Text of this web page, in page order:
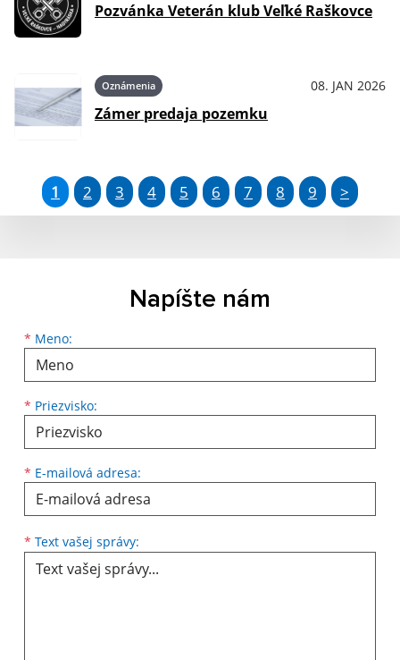
Pozvánka Veterán klub Veľké Raškovce
Oznámenia 08. JAN 2026
Zámer predaja pozemku
1 2 3 4 5 6 7 8 9 >
Napíšte nám
* Meno:
Meno
* Priezvisko:
Priezvisko
* E-mailová adresa:
E-mailová adresa
* Text vašej správy: